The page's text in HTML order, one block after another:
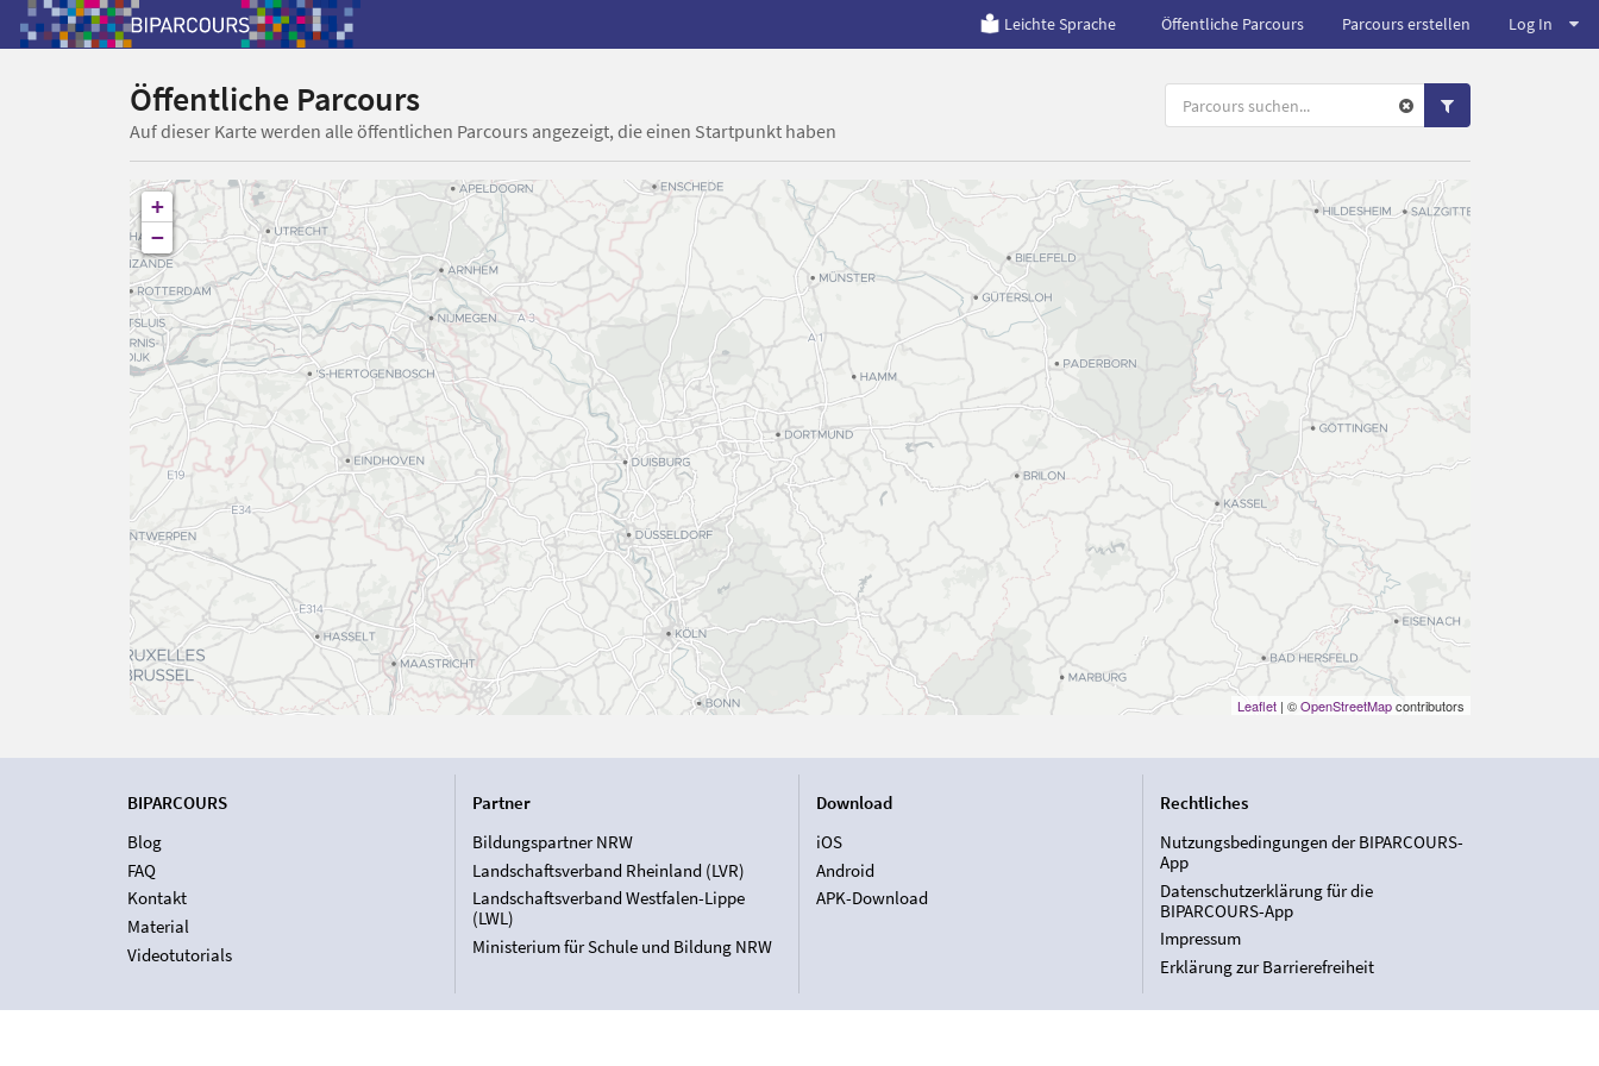
Leichte Sprache Öffentliche Parcours Parcours erstellen Log In
Öffentliche Parcours
Auf dieser Karte werden alle öffentlichen Parcours angezeigt, die einen Startpunkt haben
+
−
Leaflet| ©OpenStreetMapcontributors
BIPARCOURS
Blog
FAQ
Kontakt
Material
Videotutorials
Partner
Bildungspartner NRW
Landschaftsverband Rheinland (LVR)
Landschaftsverband Westfalen-Lippe
(LWL)
Ministerium für Schule und Bildung NRW
Download
iOS
Android
APK-Download
Rechtliches
Nutzungsbedingungen der BIPARCOURS-
App
Datenschutzerklärung für die
BIPARCOURS-App
Impressum
Erklärung zur Barrierefreiheit